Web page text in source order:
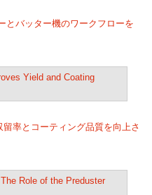
とバッター機のワークフローを
率とコーティング品質を向上さ